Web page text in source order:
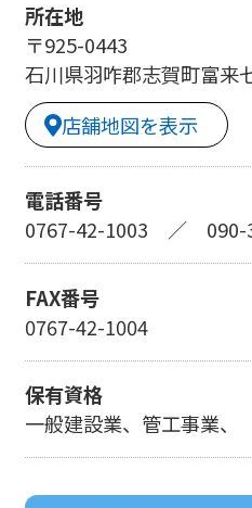
所在地
〒925-0443
石川県羽咋郡志賀町富来
店舗地図を表示
電話番号
0767-42-1003 ／
FAX番号
0767-42-1004
保有資格
一般建設業、管工事業、